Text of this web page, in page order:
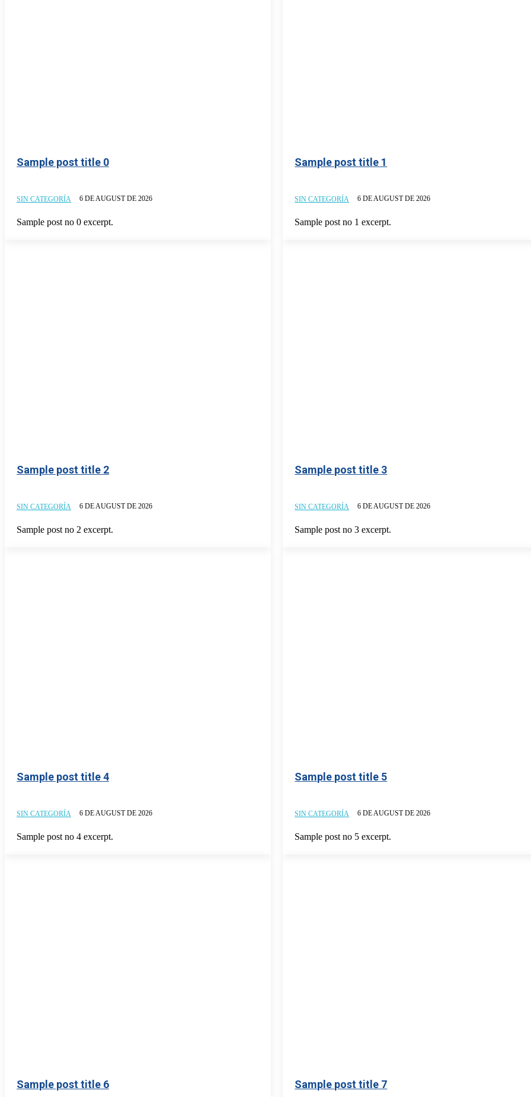
Sample post title 0
SIN CATEGORÍA 6 DE AUGUST DE 2026
Sample post no 0 excerpt.
Sample post title 1
SIN CATEGORÍA 6 DE AUGUST DE 2026
Sample post no 1 excerpt.
Sample post title 2
SIN CATEGORÍA 6 DE AUGUST DE 2026
Sample post no 2 excerpt.
Sample post title 3
SIN CATEGORÍA 6 DE AUGUST DE 2026
Sample post no 3 excerpt.
Sample post title 4
SIN CATEGORÍA 6 DE AUGUST DE 2026
Sample post no 4 excerpt.
Sample post title 5
SIN CATEGORÍA 6 DE AUGUST DE 2026
Sample post no 5 excerpt.
Sample post title 6 Sample post title 7